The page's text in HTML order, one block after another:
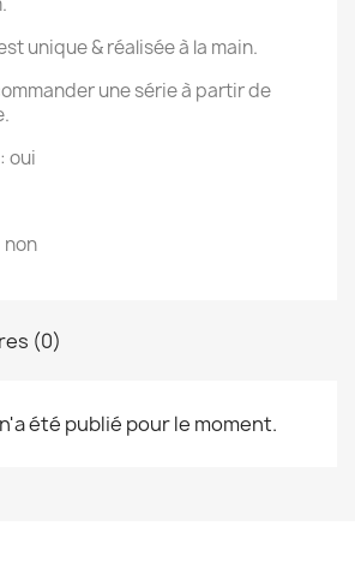
unique & réalisée à la main.
une série à partir de
oui
(0)
été publié pour le moment.